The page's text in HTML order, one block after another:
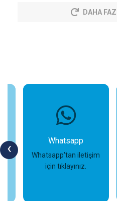
DAHA
‹ Whatsapp
Whatsapp'tan iletişim
için tıklayınız.